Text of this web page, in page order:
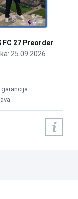
FC 27 Preorder
25.09.2026.